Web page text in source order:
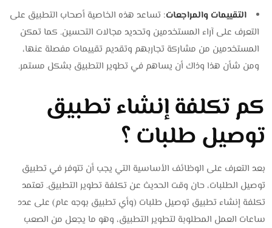
التقييمات والمراجعات: تساعد هذه الخاصية أصحاب التطبيق على
التعرف على آراء المستخدمين وتحديد مجالات التحسين. كما تمكن
المستخدمين من مشاركة تجاربهم وتقديم تقييمات مفصلة عنها،
ومن شأن هذا وذاك أن يساهم في تطوير التطبيق بشكل مستمر.
كم تكلفة إنشاء تطبيق
توصيل طلبات ؟
بعد التعرف على الوظائف الأساسية التي يجب أن تتوفر في تطبيق
توصيل الطلبات، حان وقت الحديث عن تكلفة تطوير التطبيق. تعتمد
تكلفة إنشاء تطبيق توصيل طلبات (وأي تطبيق بوجه عام) على عدد
ساعات العمل المطلوبة لتطوير التطبيق، وهو ما يجعل من الصعب